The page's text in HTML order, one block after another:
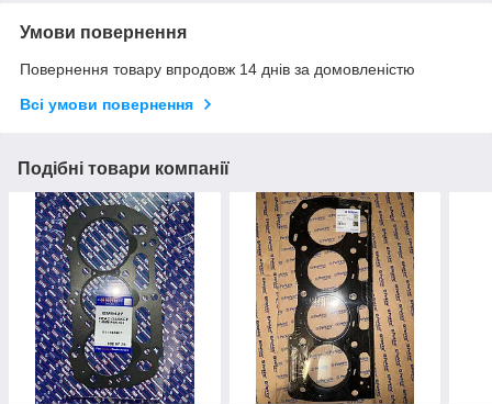
Умови повернення
Повернення товару впродовж 14 днів за домовленістю
Всі умови повернення
Подібні товари компанії